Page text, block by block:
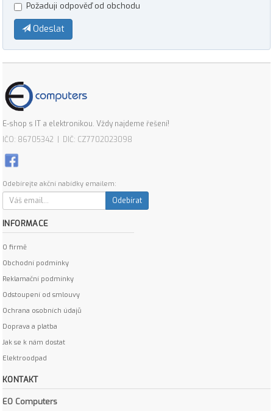
Požaduji odpověď od obchodu
Odeslat
E-shop s IT a elektronikou. Vždy najdeme řešení!
IČO: 86705342 | DIČ: CZ7702023098
Odebírejte akční nabídky emailem:
Odebírat
INFORMACE
O firmě
Obchodní podmínky
Reklamační podmínky
Odstoupení od smlouvy
Ochrana osobních údajů
Doprava a platba
Jak se k nám dostat
Elektroodpad
KONTAKT
EO Computers